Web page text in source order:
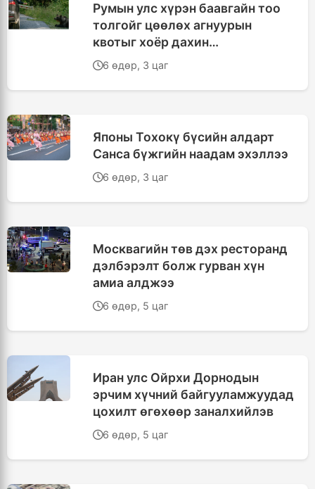
Румын улс хүрэн баавгайн тоо
толгойг цөөлөх агнуурын
квотыг хоёр дахин
нэмэгдүүллээ
6 өдөр, 3 цаг
Японы Тохокү бүсийн алдарт
Санса бүжгийн наадам эхэллээ
6 өдөр, 3 цаг
Москвагийн төв дэх ресторанд
дэлбэрэлт болж гурван хүн
амиа алджээ
6 өдөр, 5 цаг
Иран улс Ойрхи Дорнодын
эрчим хүчний байгууламжуудад
цохилт өгөхөөр заналхийлэв
6 өдөр, 5 цаг